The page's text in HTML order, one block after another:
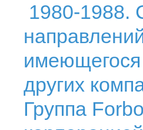
1980-1988.
имеющегося
других
Группа